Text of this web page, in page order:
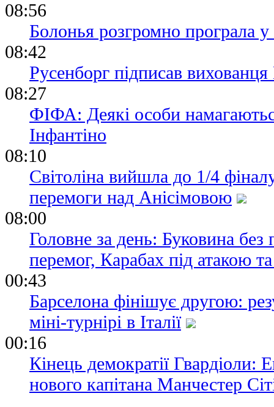
08:56
Болонья розгромно програла
08:42
Русенборг підписав
08:27
ФІФА: Деякі особи
Інфантіно
08:10
Світоліна вийшла до 1/4
перемоги над Анісімовою
08:00
Головне за день: Буковина без
перемог, Карабах під атакою
00:43
Барселона фінішує другою:
міні-турнірі в Італії
00:16
Кінець демократії
нового капітана Манчестер